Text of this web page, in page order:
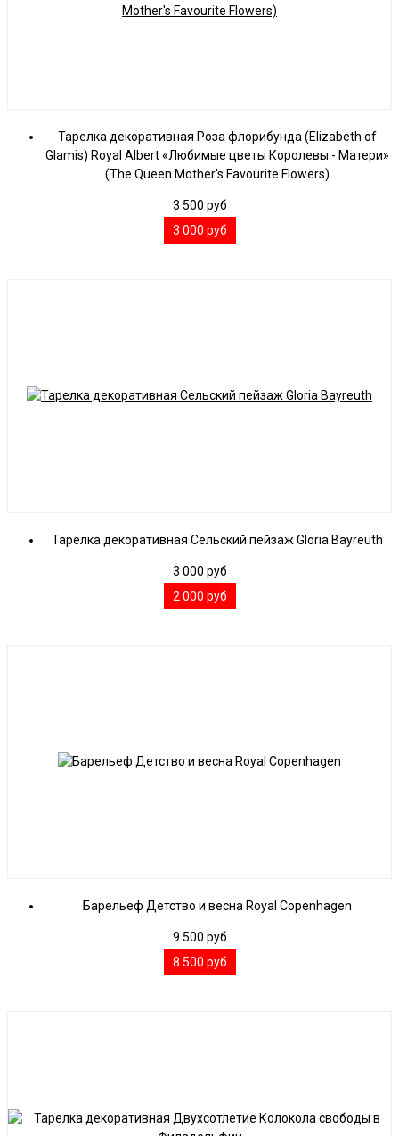
Тарелка декоративная Роза флорибунда (Elizabeth of
Glamis) Royal Albert «Любимые цветы Королевы - Матери»
(The Queen Mother's Favourite Flowers)
3 500 руб
3 000 руб
Тарелка декоративная Сельский пейзаж Gloria Bayreuth
3 000 руб
2 000 руб
Барельеф Детство и весна Royal Copenhagen
9 500 руб
8 500 руб